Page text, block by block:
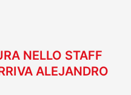
NELLO STAFF
ALEJANDRO